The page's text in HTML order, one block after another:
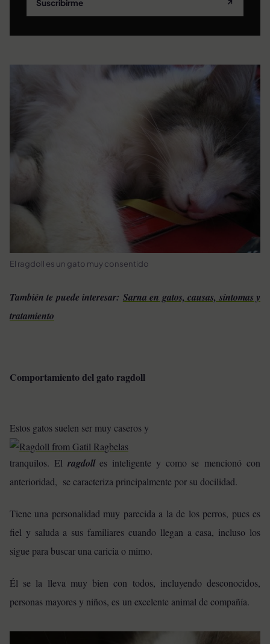
Suscribirme ↗
El ragdoll es un gato muy consentido
También te puede interesar: Sarna en gatos, causas, síntomas y
tratamiento
Comportamiento del gato ragdoll
Estos gatos suelen ser muy caseros y
tranquilos. El ragdolles inteligente y como se mencionó con
anterioridad, se caracteriza principalmente por su docilidad.
Tiene una personalidad muy parecida a la de los perros, pues es
fiel y saluda a sus familiares cuando llegan a casa, incluso los
sigue para buscar una caricia o mimo.
Él se la lleva muy bien con todos, incluyendo desconocidos,
personas mayores y niños, es un excelente animal de compañía.